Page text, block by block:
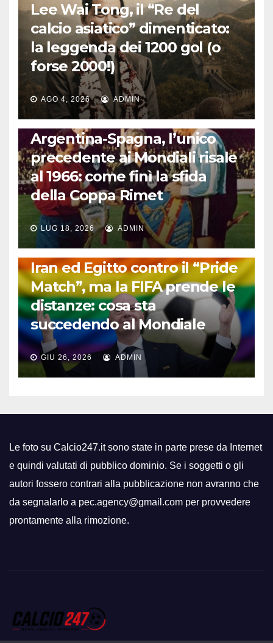
Lee Wai Tong, il “Re del
calcio asiatico” dimenticato:
la leggenda dei 1200 gol (o
forse 2000!)
AGO 4, 2026 ADMIN
CALCIO INTERNAZIONALE
Argentina-Spagna, l’unico
precedente ai Mondiali risale
al 1966: come finì la sfida
della Coppa Rimet
LUG 18, 2026 ADMIN
FUORI DAL CAMPO: CALCIO, GOSSIP E NON SOLO
Iran ed Egitto contro il “Pride
Match”, ma la FIFA prende le
distanze: cosa sta
succedendo al Mondiale
GIU 26, 2026 ADMIN
Le foto su Calcio247.it sono state in parte prese da Internet
e quindi valutati di pubblico dominio. Se i soggetti o gli
autori fossero contrari alla pubblicazione non avranno che
da segnalarlo a pec.agency@gmail.com per provvedere
prontamente alla rimozione.